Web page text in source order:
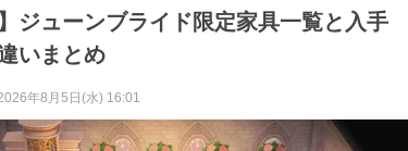
】ジューンブライド限定家具一覧と入手
いまとめ
年8月5日(水) 16:01